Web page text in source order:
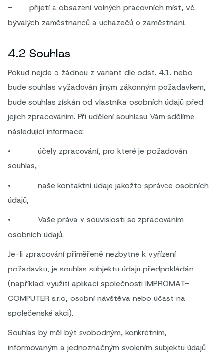
- přijetí a obsazení volných pracovních míst, vč.
bývalých zaměstnanců a uchazečů o zaměstnání.
4.2 Souhlas
Pokud nejde o žádnou z variant dle odst. 4.1. nebo
bude souhlas vyžadován jiným zákonným požadavkem,
bude souhlas získán od vlastníka osobních údajů před
jejich zpracováním. Při udělení souhlasu Vám sdělíme
následující informace:
• účely zpracování, pro které je požadován
souhlas,
• naše kontaktní údaje jakožto správce osobních
údajů,
• Vaše práva v souvislosti se zpracováním
osobních údajů.
Je-li zpracování přiměřeně nezbytné k vyřízení
požadavku, je souhlas subjektu údajů předpokládán
(například využití aplikací společnosti IMPROMAT-
COMPUTER s.r.o, osobní návštěva nebo účast na
společenské akci).
Souhlas by měl být svobodným, konkrétním,
informovaným a jednoznačným svolením subjektu údajů